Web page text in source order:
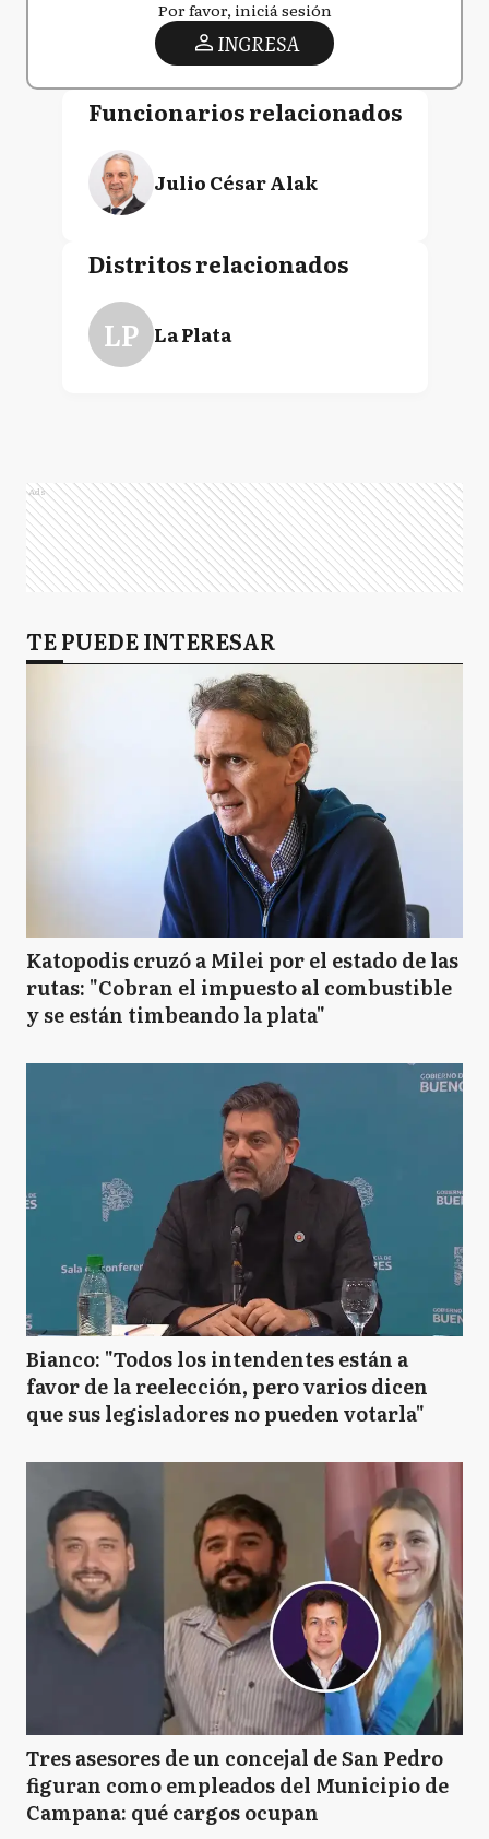
Por favor, iniciá sesión
INGRESA
Funcionarios relacionados
Julio César Alak
Distritos relacionados
LP La Plata
Ads
TE PUEDE INTERESAR
Katopodis cruzó a Milei por el estado de las
rutas: "Cobran el impuesto al combustible
y se están timbeando la plata"
Bianco: "Todos los intendentes están a
favor de la reelección, pero varios dicen
que sus legisladores no pueden votarla"
Tres asesores de un concejal de San Pedro
figuran como empleados del Municipio de
Campana: qué cargos ocupan